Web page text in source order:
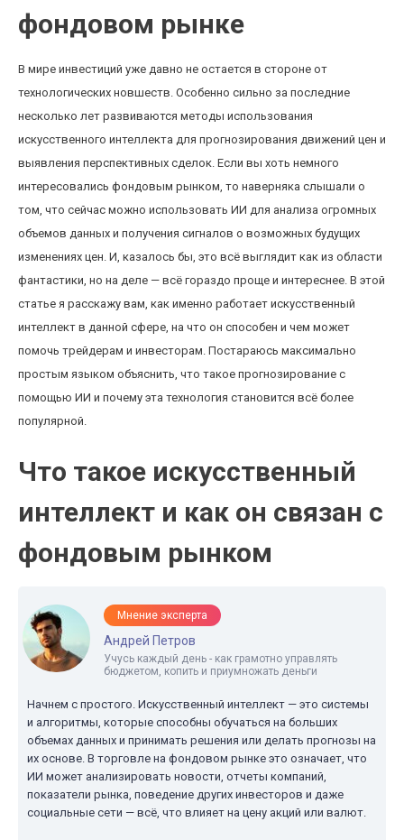
фондовом рынке
В мире инвестиций уже давно не остается в стороне от
технологических новшеств. Особенно сильно за последние
несколько лет развиваются методы использования
искусственного интеллекта для прогнозирования движений цен и
выявления перспективных сделок. Если вы хоть немного
интересовались фондовым рынком, то наверняка слышали о
том, что сейчас можно использовать ИИ для анализа огромных
объемов данных и получения сигналов о возможных будущих
изменениях цен. И, казалось бы, это всё выглядит как из области
фантастики, но на деле — всё гораздо проще и интереснее. В этой
статье я расскажу вам, как именно работает искусственный
интеллект в данной сфере, на что он способен и чем может
помочь трейдерам и инвесторам. Постараюсь максимально
простым языком объяснить, что такое прогнозирование с
помощью ИИ и почему эта технология становится всё более
популярной.
Что такое искусственный
интеллект и как он связан с
фондовым рынком
Мнение эксперта
Андрей Петров
Учусь каждый день - как грамотно управлять
бюджетом, копить и приумножать деньги
Начнем с простого. Искусственный интеллект — это системы
и алгоритмы, которые способны обучаться на больших
объемах данных и принимать решения или делать прогнозы на
их основе. В торговле на фондовом рынке это означает, что
ИИ может анализировать новости, отчеты компаний,
показатели рынка, поведение других инвесторов и даже
социальные сети — всё, что влияет на цену акций или валют.